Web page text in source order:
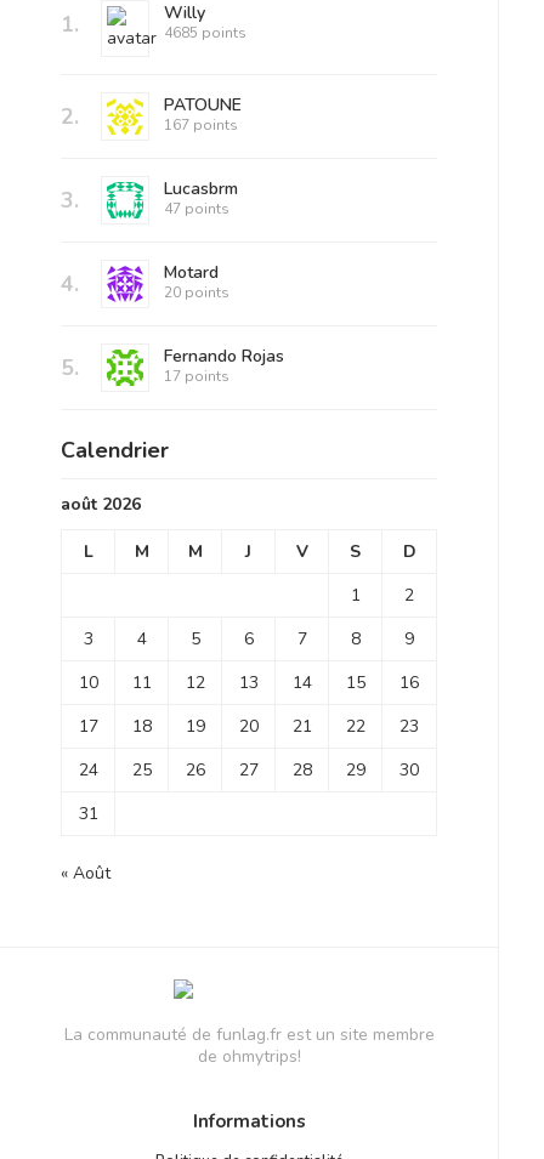
1. Willy
4685 points
2. PATOUNE
167 points
3. Lucasbrm
47 points
4. Motard
20 points
5. Fernando Rojas
17 points
Calendrier
août 2026
L M M J V S
D
1
2
3
4 5 6 7 8
9
10
11 12 13 14 15
16
17
18 19 20 21 22
23
24
25 26 27 28 29
30
31
« Août
La communauté de funlag.fr est un site membre
de ohmytrips!
Informations